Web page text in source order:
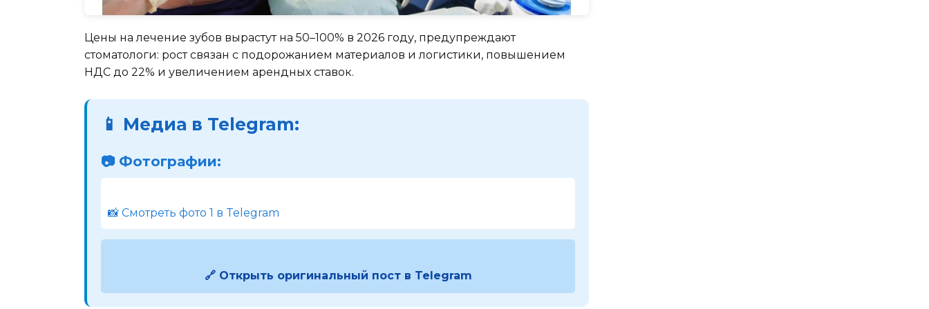
Цены на лечение зубов вырастут на 50–100% в 2026 году, предупреждают
стоматологи: рост связан с подорожанием материалов и логистики, повышением
НДС до 22% и увеличением арендных ставок.
📱 Медиа в Telegram:
📷 Фотографии:
📸 Смотреть фото 1 в Telegram
🔗 Открыть оригинальный пост в Telegram